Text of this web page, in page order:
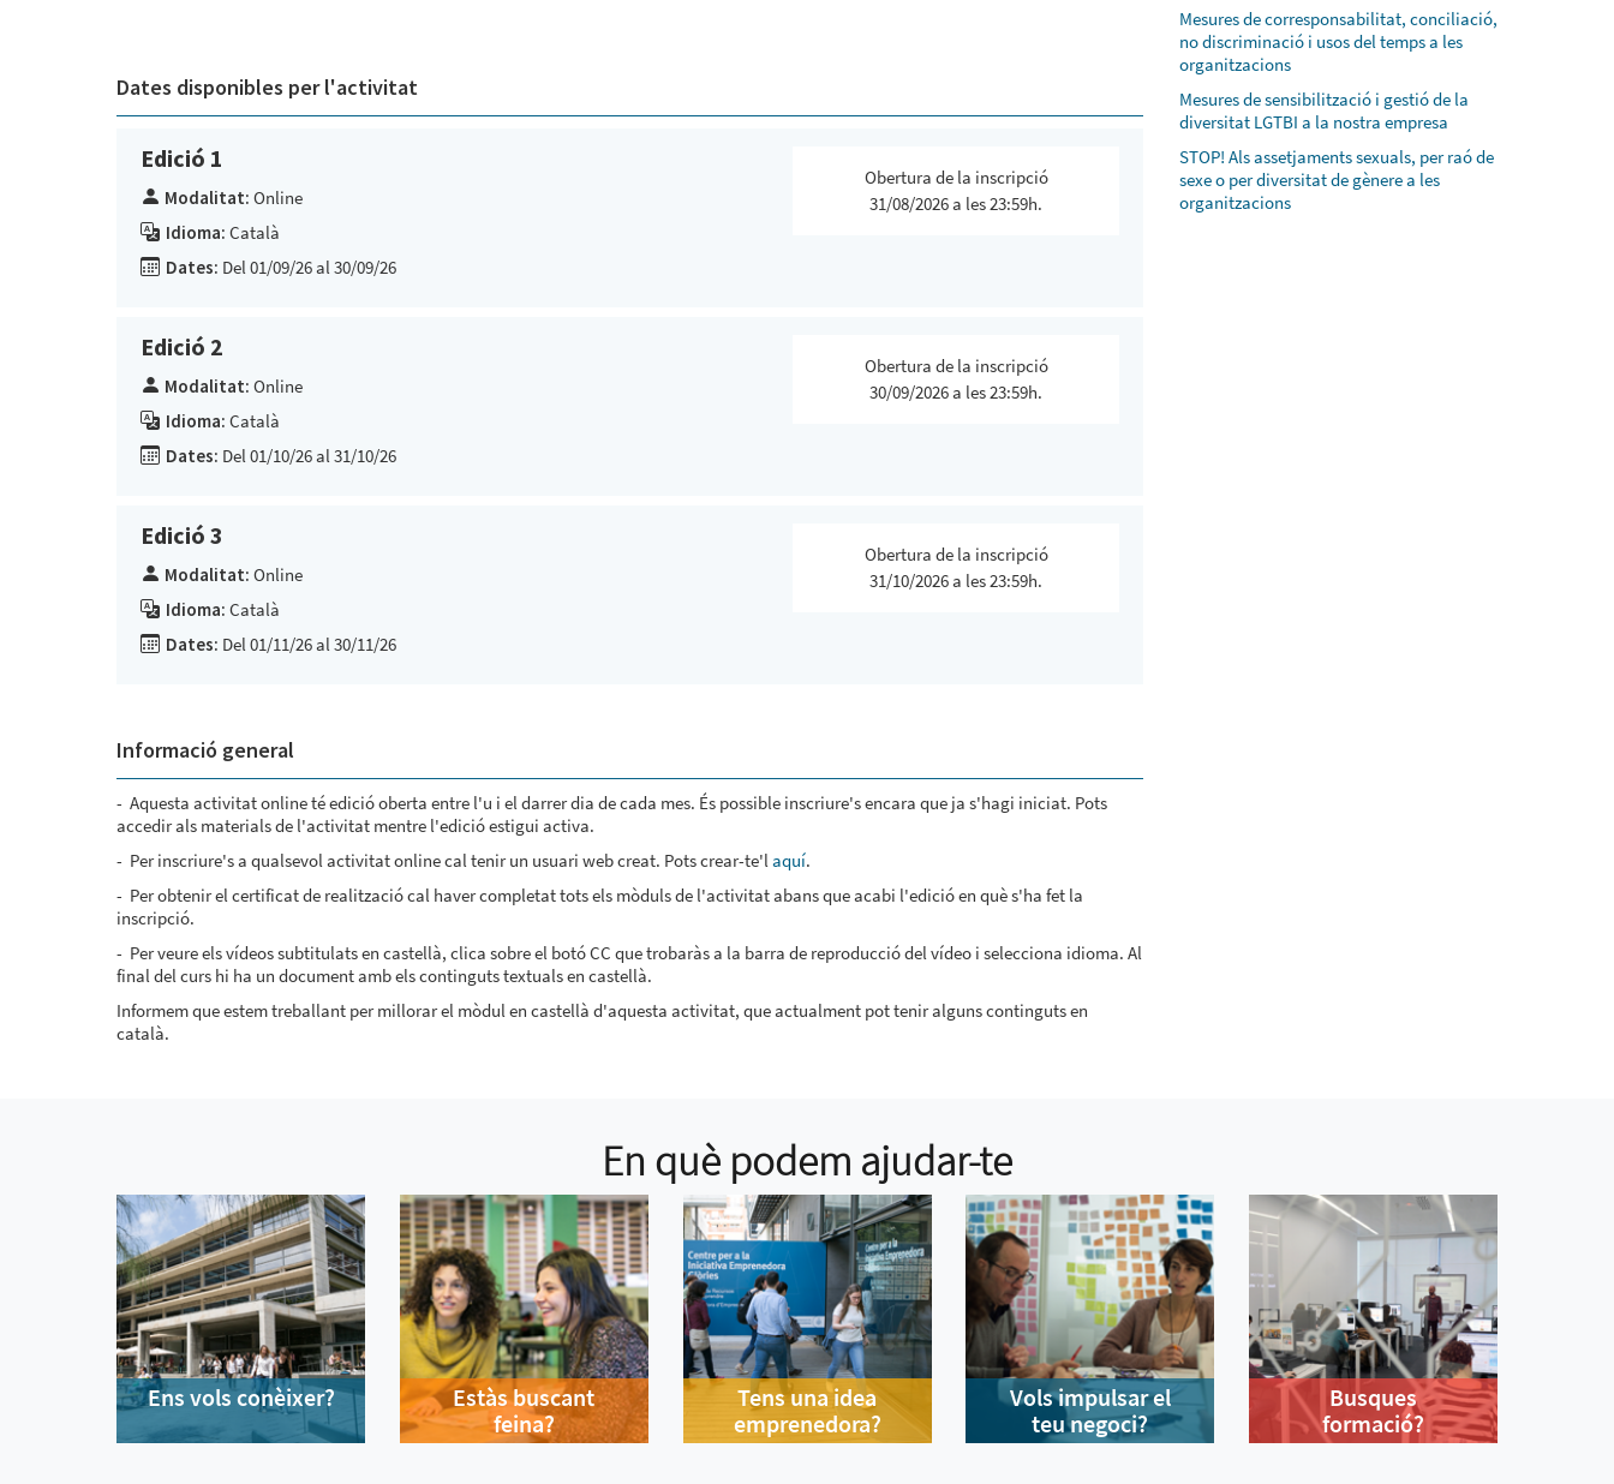
Dates disponibles per l'activitat
Edició 1
Modalitat: Online
Idioma: Català
Dates: Del 01/09/26 al 30/09/26
Obertura de la inscripció
31/08/2026 a les 23:59h.
Edició 2
Modalitat: Online
Idioma: Català
Dates: Del 01/10/26 al 31/10/26
Obertura de la inscripció
30/09/2026 a les 23:59h.
Edició 3
Modalitat: Online
Idioma: Català
Dates: Del 01/11/26 al 30/11/26
Obertura de la inscripció
31/10/2026 a les 23:59h.
Informació general
- Aquesta activitat online té edició oberta entre l'u i el darrer dia de cada mes. És possible inscriure's encara que ja s'hagi iniciat. Pots
accedir als materials de l'activitat mentre l'edició estigui activa.
- Per inscriure's a qualsevol activitat online cal tenir un usuari web creat. Pots crear-te'laquí.
- Per obtenir el certificat de realització cal haver completat tots els mòduls de l'activitat abans que acabi l'edició en què s'ha fet la
inscripció.
- Per veure els vídeos subtitulats en castellà, clica sobre el botó CC que trobaràs a la barra de reproducció del vídeo i selecciona idioma. Al
final del curs hi ha un document amb els continguts textuals en castellà.
Informem que estem treballant per millorar el mòdul en castellà d'aquesta activitat, que actualment pot tenir alguns continguts en
català.
Mesures de corresponsabilitat, conciliació,
no discriminació i usos del temps a les
organitzacions
Mesures de sensibilització i gestió de la
diversitat LGTBI a la nostra empresa
STOP! Als assetjaments sexuals, per raó de
sexe o per diversitat de gènere a les
organitzacions
En què podem ajudar-te
Ens vols conèixer?
Estàs buscant
feina?
Tens una idea
emprenedora?
Vols impulsar el
teu negoci?
Busques
formació?